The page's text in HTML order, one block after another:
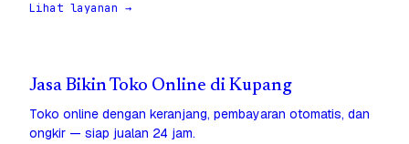
Lihat layanan →
Jasa Bikin Toko Online di Kupang
Toko online dengan keranjang, pembayaran otomatis, dan
ongkir — siap jualan 24 jam.